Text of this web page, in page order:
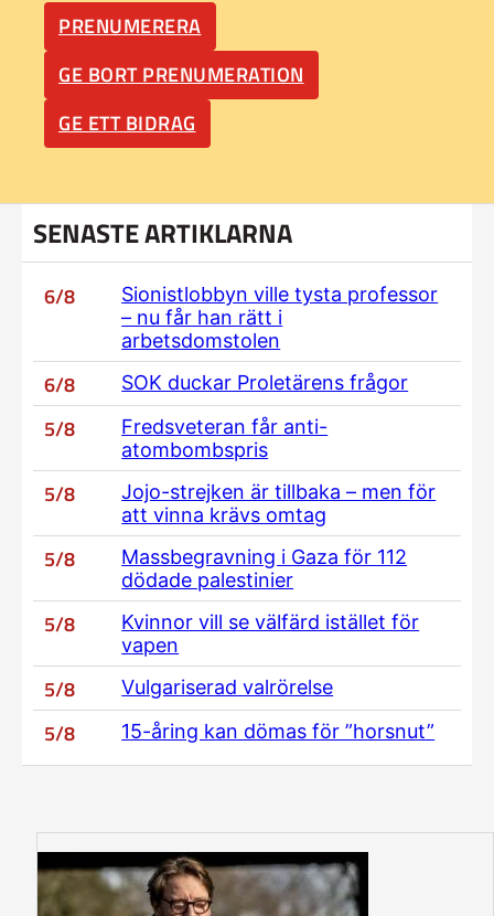
PRENUMERERA
GE BORT PRENUMERATION
GE ETT BIDRAG
SENASTE ARTIKLARNA
6/8
Sionistlobbyn ville tysta professor
– nu får han rätt i
arbetsdomstolen
6/8 SOK duckar Proletärens frågor
5/8
Fredsveteran får anti-
atombombspris
5/8
Jojo-strejken är tillbaka – men för
att vinna krävs omtag
5/8
Massbegravning i Gaza för 112
dödade palestinier
5/8
Kvinnor vill se välfärd istället för
vapen
5/8 Vulgariserad valrörelse
5/8 15-åring kan dömas för ”horsnut”